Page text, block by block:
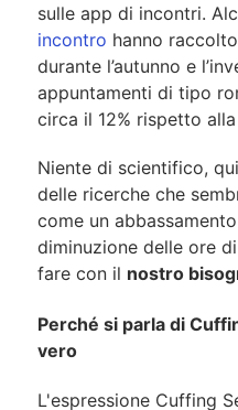
sulle app di incontri.
incontro hanno
durante l’autunno e
appuntamenti di tipo
circa il 12% rispetto
Niente di scientifico,
delle ricerche che
come un
diminuzione delle ore
fare con il nostro
Perché si parla di
vero
L'espressione Cuffing